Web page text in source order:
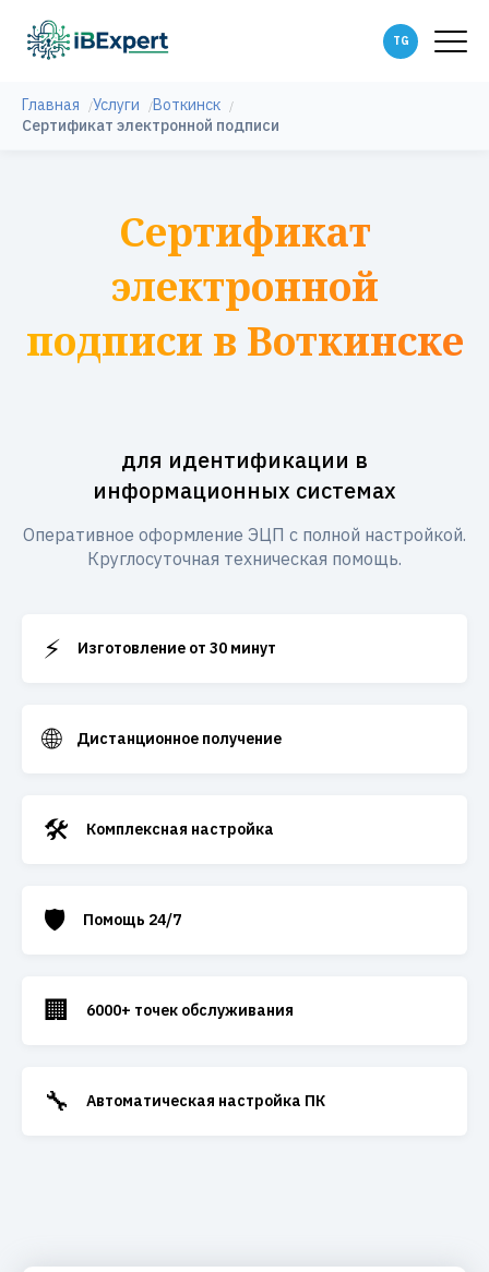
Главная Услуги
Воткинск
Сертификат электронной подписи
Сертификат
электронной
подписи в Воткинске
для идентификации в
информационных системах
Оперативное оформление ЭЦП с полной настройкой.
Круглосуточная техническая помощь.
⚡ Изготовление от 30 минут
🌐 Дистанционное получение
🛠️ Комплексная настройка
🛡️ Помощь 24/7
🏢 6000+ точек обслуживания
🔧 Автоматическая настройка ПК